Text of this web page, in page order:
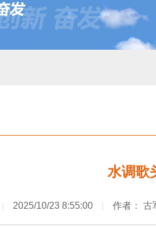
水调歌
| 2025/10/23 8:55:00 | 作者： 古